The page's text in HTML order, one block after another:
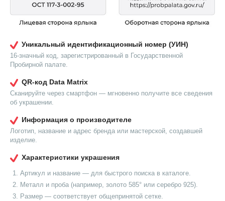
Уникальный идентификационный номер (УИН)
16-значный код, зарегистрированный в Государственной
Пробирной палате.
QR-код Data Matrix
Сканируйте через смартфон — мгновенно получите все сведения
об украшении.
Информация о производителе
Логотип, название и адрес бренда или мастерской, создавшей
изделие.
Характеристики украшения
Артикул и название — для быстрого поиска в каталоге.
Металл и проба (например, золото 585° или серебро 925).
Размер — соответствует общепринятой сетке.